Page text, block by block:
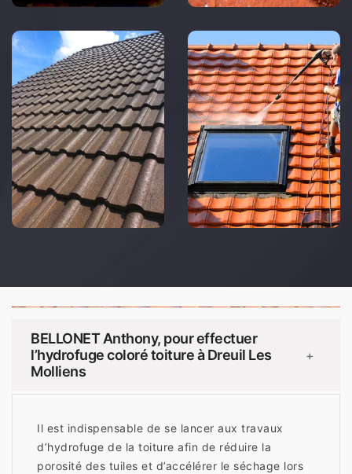
BELLONET Anthony, pour effectuer
l’hydrofuge coloré toiture à Dreuil Les
Molliens
+
Il est indispensable de se lancer aux travaux
d’hydrofuge de la toiture afin de réduire la
porosité des tuiles et d’accélérer le séchage lors